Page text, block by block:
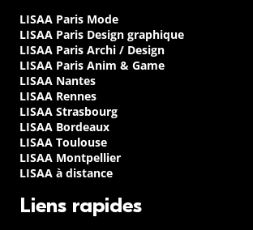
LISAA Paris Mode
LISAA Paris Design graphique
LISAA Paris Archi / Design
LISAA Paris Anim & Game
LISAA Nantes
LISAA Rennes
LISAA Strasbourg
LISAA Bordeaux
LISAA Toulouse
LISAA Montpellier
LISAA à distance
Liens rapides